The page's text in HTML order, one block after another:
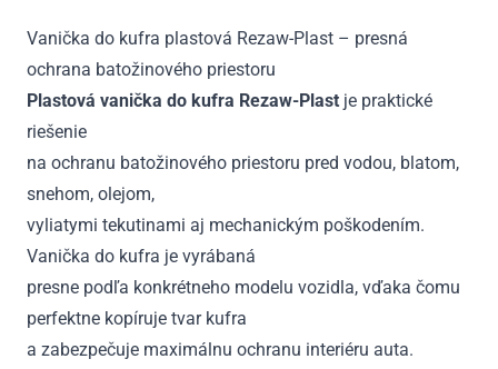
rezervou,
spodná
poloha
2012
Vanička do kufra plastová Rezaw-Plast – presná
ochrana batožinového priestoru
Plastová vanička do kufra Rezaw-Plast je praktické
riešenie
na ochranu batožinového priestoru pred vodou, blatom,
snehom, olejom,
vyliatymi tekutinami aj mechanickým poškodením.
Vanička do kufra je vyrábaná
presne podľa konkrétneho modelu vozidla, vďaka čomu
perfektne kopíruje tvar kufra
a zabezpečuje maximálnu ochranu interiéru auta.